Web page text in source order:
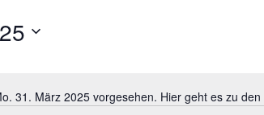
Hinweis
31. März 2025 vorgesehen. Hier geht es zu den